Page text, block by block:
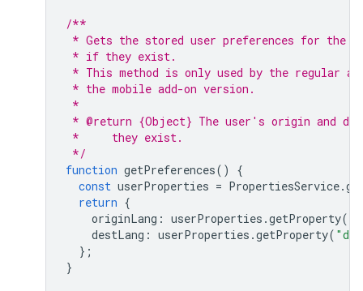
/**
* Gets the stored user preferences for the
* if they exist.
* This method is only used by the regular
* the mobile add-on version.
*
* @return {Object} The user's origin and
*     they exist.
*/
function getPreferences()
{
const userProperties = PropertiesService.
return {
originLang : userProperties .getProperty(
destLang : userProperties .getProperty(
};
}